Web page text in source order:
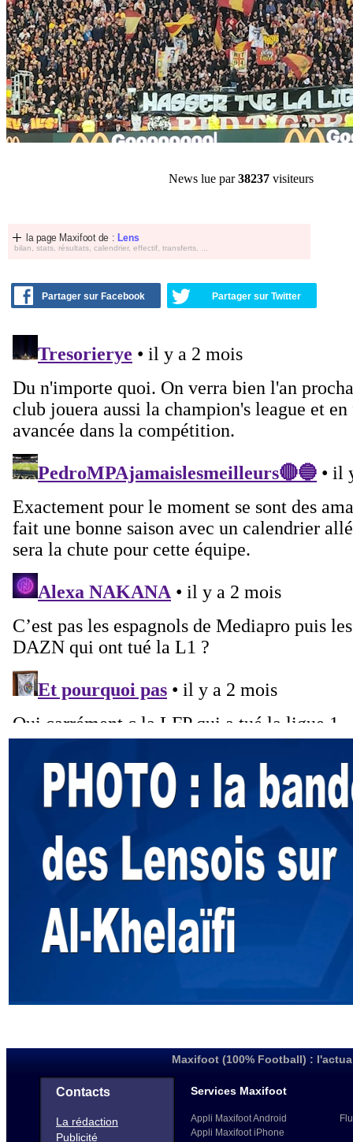
News lue par38237 visiteurs
la page Maxifoot de : Lens
bilan, stats, résultats, calendrier, effectif, transferts, ...
Partager sur Facebook Partager sur Twitter
Maxifoot (100% Football) :
Contacts
La rédaction
Publicité
Services Maxifoot
Appli Maxifoot Android
Appli Maxifoot iPhone